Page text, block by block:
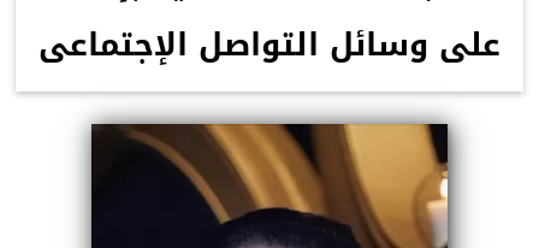
على وسائل التواصل الإجتماعى